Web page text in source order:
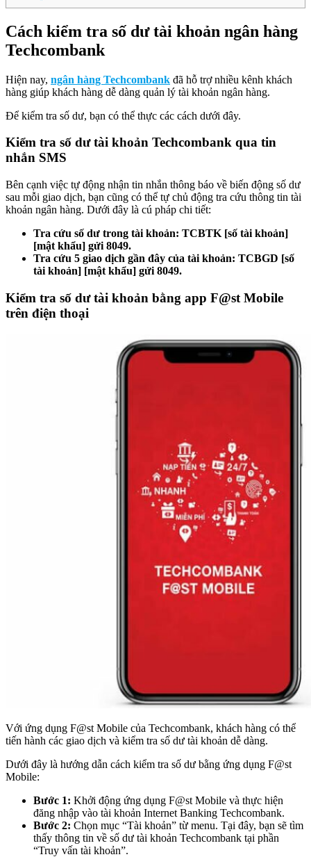
Cách kiểm tra số dư tài khoản ngân hàng
Techcombank
Hiện nay, ngân hàng Techcombank đã hỗ trợ nhiều kênh khách
hàng giúp khách hàng dễ dàng quản lý tài khoản ngân hàng.
Để kiểm tra số dư, bạn có thể thực các cách dưới đây.
Kiểm tra số dư tài khoản Techcombank qua tin
nhắn SMS
Bên cạnh việc tự động nhận tin nhắn thông báo về biến động số dư
sau mỗi giao dịch, bạn cũng có thể tự chủ động tra cứu thông tin tài
khoản ngân hàng. Dưới đây là cú pháp chi tiết:
Tra cứu số dư trong tài khoản: TCBTK [số tài khoản]
[mật khẩu] gửi 8049.
Tra cứu 5 giao dịch gần đây của tài khoản: TCBGD [số
tài khoản] [mật khẩu] gửi 8049.
Kiểm tra số dư tài khoản bằng app F@st Mobile
trên điện thoại
Với ứng dụng F@st Mobile của Techcombank, khách hàng có thể
tiến hành các giao dịch và kiểm tra số dư tài khoản dễ dàng.
Dưới đây là hướng dẫn cách kiểm tra số dư bằng ứng dụng F@st
Mobile:
Bước 1: Khởi động ứng dụng F@st Mobile và thực hiện
đăng nhập vào tài khoản Internet Banking Techcombank.
Bước 2: Chọn mục “Tài khoản” từ menu. Tại đây, bạn sẽ tìm
thấy thông tin về số dư tài khoản Techcombank tại phần
“Truy vấn tài khoản”.